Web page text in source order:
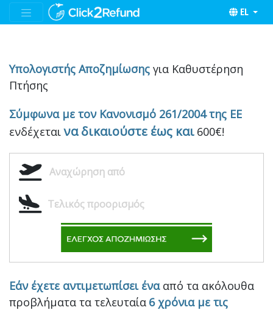
EL
Υπολογιστής Αποζημίωσης για Καθυστέρηση
Πτήσης
Σύμφωνα με τον Κανονισμό 261/2004 της ΕΕ
ενδέχεταινα δικαιούστε έως και 600€!
Εάν έχετε αντιμετωπίσει ένα από τα ακόλουθα
προβλήματα τα τελευταία 6 χρόνια με τις